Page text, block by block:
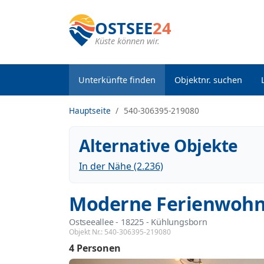
OSTSEE24
Küste können wir.
Unterkünfte finden Objektnr. suchen
Hauptseite 540-306395-219080
Alternative Objekte
In der Nähe (2.236)
Moderne
Ostseeallee - 18225 - Kühlungsborn
Objekt Nr.: 540-306395-219080
4 Personen